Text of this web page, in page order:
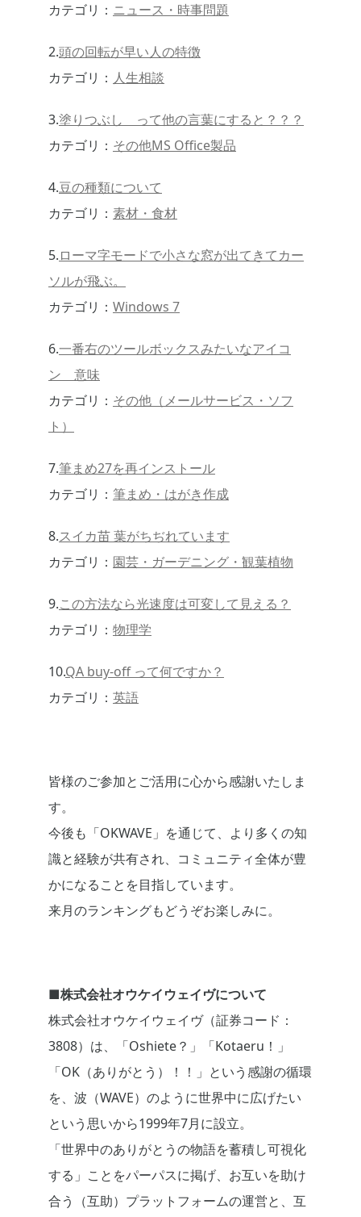
カテゴリ： ニュース・時事問題
2.頭の回転が早い人の特徴
カテゴリ： 人生相談
3.塗りつぶし って他の言葉にすると？？？
カテゴリ： その他MS Office製品
4.豆の種類について
カテゴリ： 素材・食材
5.ローマ字モードで小さな窓が出てきてカー
ソルが飛ぶ。
カテゴリ： Windows 7
6.一番右のツールボックスみたいなアイコ
ン 意味
カテゴリ： その他（メールサービス・ソフ
ト）
7.筆まめ27を再インストール
カテゴリ： 筆まめ・はがき作成
8.スイカ苗 葉がちぢれています
カテゴリ： 園芸・ガーデニング・観葉植物
9.この方法なら光速度は可変して見える？
カテゴリ： 物理学
10.QA buy-off って何ですか？
カテゴリ： 英語
皆様のご参加とご活用に心から感謝いたしま
す。
今後も「OKWAVE」を通じて、より多くの知
識と経験が共有され、コミュニティ全体が豊
かになることを目指しています。
来月のランキングもどうぞお楽しみに。
■株式会社オウケイウェイヴについて
株式会社オウケイウェイヴ（証券コード：
3808）は、「Oshiete？」「Kotaeru！」
「OK（ありがとう）！！」という感謝の循環
を、波（WAVE）のように世界中に広げたい
という思いから1999年7月に設立。
「世界中のありがとうの物語を蓄積し可視化
する」ことをパーパスに掲げ、お互いを助け
合う（互助）プラットフォームの運営と、互